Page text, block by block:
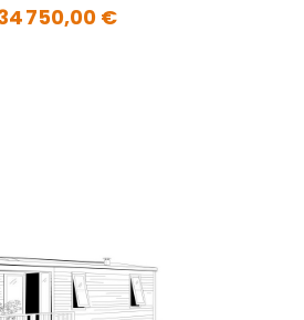
750,00 €